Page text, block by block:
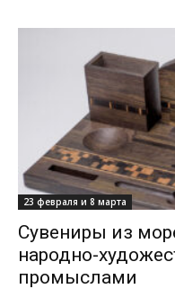
23 февраля и 8 марта
Сувениры из
народно-
промыслами